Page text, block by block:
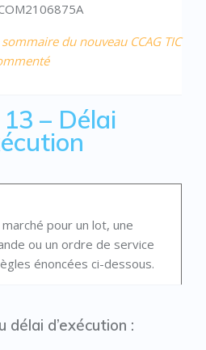
du nouveau CCAG TIC
– Délai
pour un lot, une
ou un ordre de service
énoncées ci-dessous.
délai d’exécution :